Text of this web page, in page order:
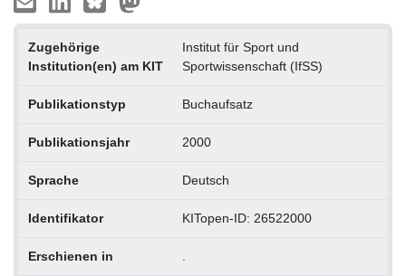
Zugehörige
Institution(en) am KIT
Institut für Sport und
Sportwissenschaft (IfSS)
Publikationstyp Buchaufsatz
Publikationsjahr 2000
Sprache Deutsch
Identifikator KITopen-ID: 26522000
Erschienen in